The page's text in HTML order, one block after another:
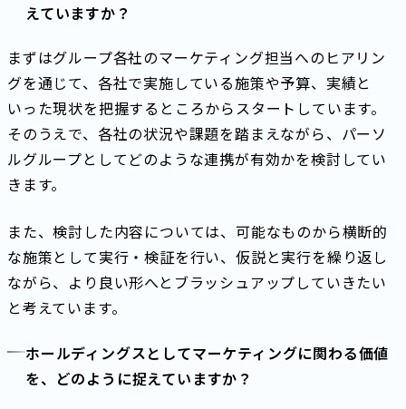
えていますか？
まずはグループ各社のマーケティング担当へのヒアリン
グを通じて、各社で実施している施策や予算、実績と
いった現状を把握するところからスタートしています。
そのうえで、各社の状況や課題を踏まえながら、パーソ
ルグループとしてどのような連携が有効かを検討してい
きます。
また、検討した内容については、可能なものから横断的
な施策として実行・検証を行い、仮説と実行を繰り返し
ながら、より良い形へとブラッシュアップしていきたい
と考えています。
ホールディングスとしてマーケティングに関わる価値
を、どのように捉えていますか？